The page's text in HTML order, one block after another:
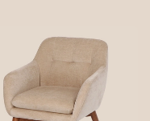
SZÉK MR. LI
SZÁMÁRA #M2371